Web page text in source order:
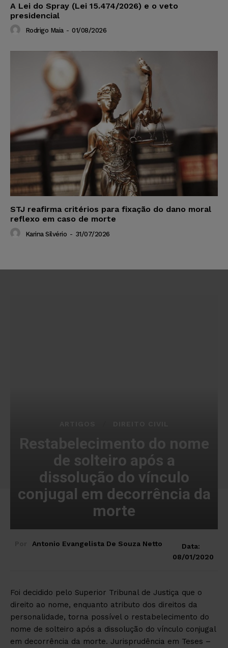
A Lei do Spray (Lei 15.474/2026) e o veto
presidencial
Rodrigo Maia - 01/08/2026
STJ reafirma critérios para fixação do dano moral
reflexo em caso de morte
Karina Silvério - 31/07/2026